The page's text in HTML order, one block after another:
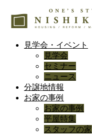
見学会・イベント
見学会
セミナー
ニュース
分譲地情報
お家の事例
お家の事例
平屋特集
スタッフの家